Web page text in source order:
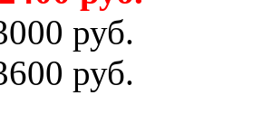
руб.
руб.